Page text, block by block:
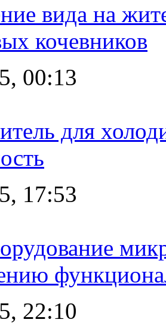
вида на
кочевников
00:13
для
17:53
22:10